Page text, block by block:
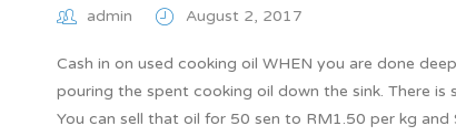
admin August 2, 2017
Cash in on used cooking oil WHEN you are done
pouring the spent cooking oil down the sink. There
You can sell that oil for 50 sen to RM1.50 per kg and